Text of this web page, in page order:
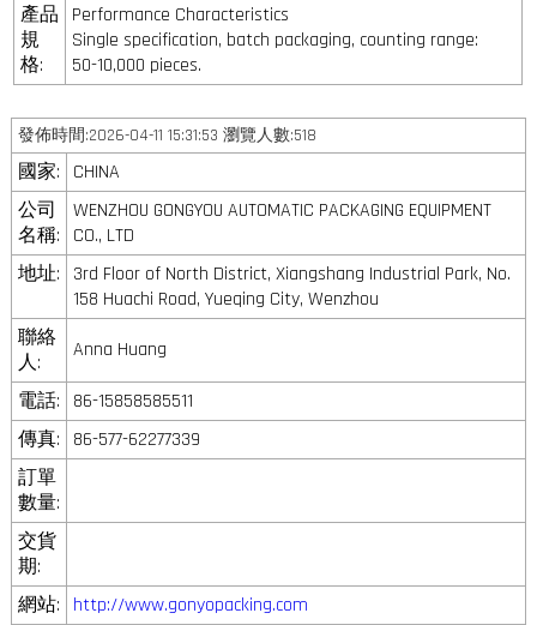
產品
規
格:
Performance Characteristics
Single specification, batch packaging, counting range:
50-10,000 pieces.
發佈時間:2026-04-11 15:31:53 瀏覽人數:518
國家:
CHINA
公司
名稱:
WENZHOU GONGYOU AUTOMATIC PACKAGING EQUIPMENT
CO., LTD
地址:
3rd Floor of North District, Xiangshang Industrial Park, No.
158 Huachi Road, Yueqing City, Wenzhou
聯絡
人:
Anna Huang
電話:
86-15858585511
傳真:
86-577-62277339
訂單
數量:
交貨
期:
網站:
http://www.gonyopacking.com